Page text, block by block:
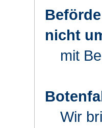
nicht
mit
Wir